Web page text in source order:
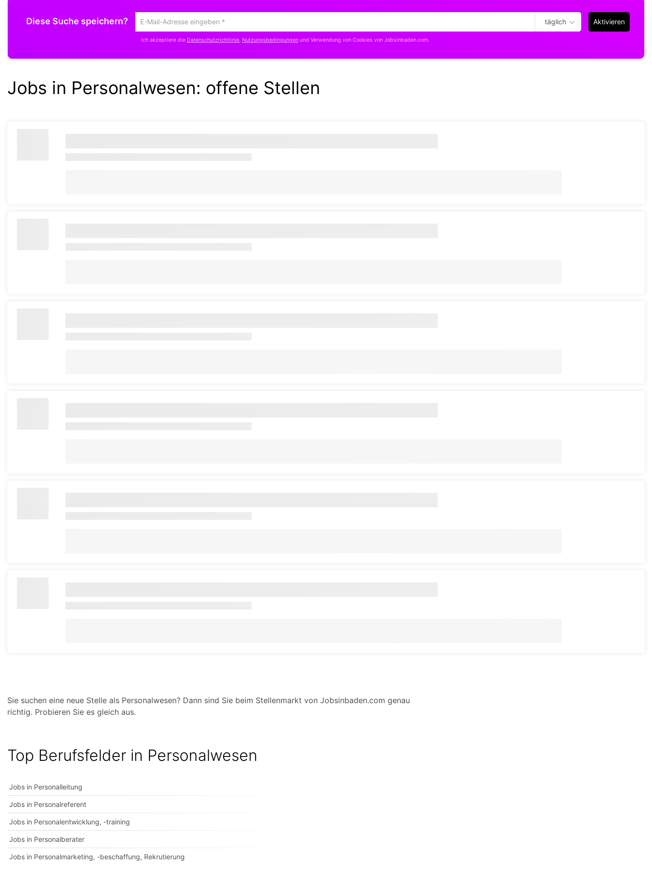
Diese Suche speichern?
Um
die
aktuelle
gib
deine
täglich Aktivieren
Ich akzeptiere die Datenschutzrichtlinie, Nutzungsbedingungen und Verwendung von Cookies von Jobsinbaden.com.
Jobs in Personalwesen: offene Stellen
Sie suchen eine neue Stelle als Personalwesen? Dann sind Sie beim Stellenmarkt von Jobsinbaden.com genau
richtig. Probieren Sie es gleich aus.
Top Berufsfelder in Personalwesen
Jobs in Personalleitung
Jobs in Personalreferent
Jobs in Personalentwicklung, -training
Jobs in Personalberater
Jobs in Personalmarketing, -beschaffung, Rekrutierung